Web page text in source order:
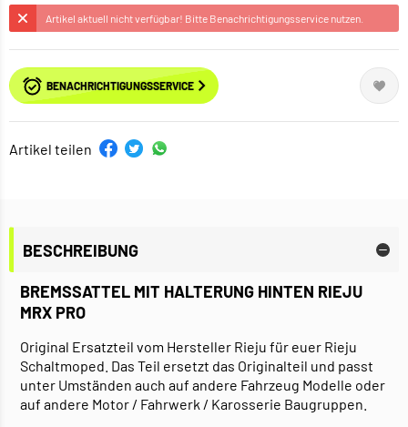
Artikel aktuell nicht verfügbar! Bitte Benachrichtigungsservice nutzen.
BENACHRICHTIGUNGSSERVICE
Artikel teilen
BESCHREIBUNG
BREMSSATTEL MIT HALTERUNG HINTEN RIEJU
MRX PRO
Original Ersatzteil vom Hersteller Rieju für euer Rieju
Schaltmoped. Das Teil ersetzt das Originalteil und passt
unter Umständen auch auf andere Fahrzeug Modelle oder
auf andere Motor / Fahrwerk / Karosserie Baugruppen.